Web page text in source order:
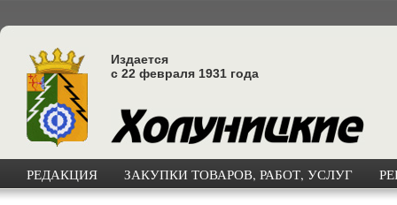
Издается
с 22 февраля 1931 года
РЕДАКЦИЯ ЗАКУПКИ ТОВАРОВ, РАБОТ, УСЛУГ